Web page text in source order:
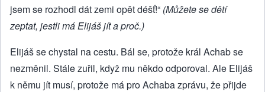
jsem se rozhodl dát zemi opět déšť!“ (Můžete se dětí
zeptat, jestli má Elijáš jít a proč.)
Elijáš se chystal na cestu. Bál se, protože král Achab se
nezměnil. Stále zuřil, když mu někdo odporoval. Ale Elijáš
k němu jít musí, protože má pro Achaba zprávu, že přijde